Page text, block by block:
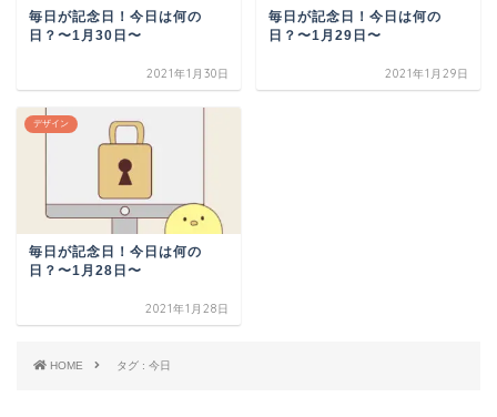
毎日が記念日！今日は何の
日？〜1月30日〜
2021年1月30日
毎日が記念日！今日は何の
日？〜1月29日〜
2021年1月29日
デザイン
毎日が記念日！今日は何の
日？〜1月28日〜
2021年1月28日
HOME タグ : 今日